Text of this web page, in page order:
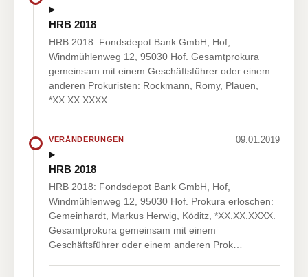
HRB 2018
HRB 2018: Fondsdepot Bank GmbH, Hof,
Windmühlenweg 12, 95030 Hof. Gesamtprokura
gemeinsam mit einem Geschäftsführer oder einem
anderen Prokuristen: Rockmann, Romy, Plauen,
*XX.XX.XXXX.
VERÄNDERUNGEN 09.01.2019
HRB 2018
HRB 2018: Fondsdepot Bank GmbH, Hof,
Windmühlenweg 12, 95030 Hof. Prokura erloschen:
Gemeinhardt, Markus Herwig, Köditz, *XX.XX.XXXX.
Gesamtprokura gemeinsam mit einem
Geschäftsführer oder einem anderen Prok…